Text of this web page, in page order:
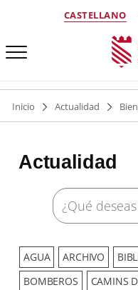
CASTELLANO
Inicio Actualidad
Actualidad
AGUA ARCHIVO
BOMBEROS
CAMINS